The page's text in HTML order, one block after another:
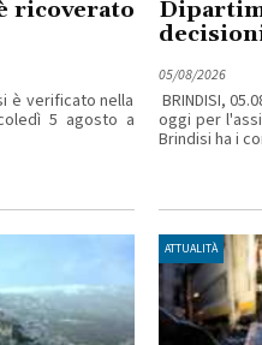
ricoverato
è verificato nella
5 agosto a
05/08/2026
BRINDISI,
oggi per
Brindisi ha i
ATTUALITÀ